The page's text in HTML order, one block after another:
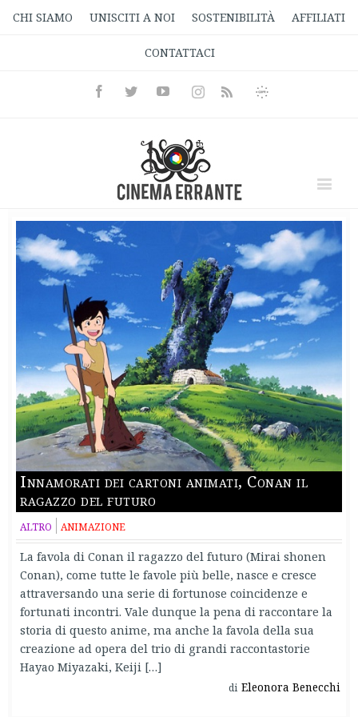
CHI SIAMO UNISCITI A NOI SOSTENIBILITÀ AFFILIATI
CONTATTACI
FacebookTwitterYoutubeInstagramRss
Informativa
Innamorati dei cartoni animati, Conan il
ragazzo del futuro
ALTRO ANIMAZIONE
La favola di Conan il ragazzo del futuro (Mirai shonen
Conan), come tutte le favole più belle, nasce e cresce
attraversando una serie di fortunose coincidenze e
fortunati incontri. Vale dunque la pena di raccontare la
storia di questo anime, ma anche la favola della sua
creazione ad opera del trio di grandi raccontastorie
Hayao Miyazaki, Keiji […]
di Eleonora Benecchi